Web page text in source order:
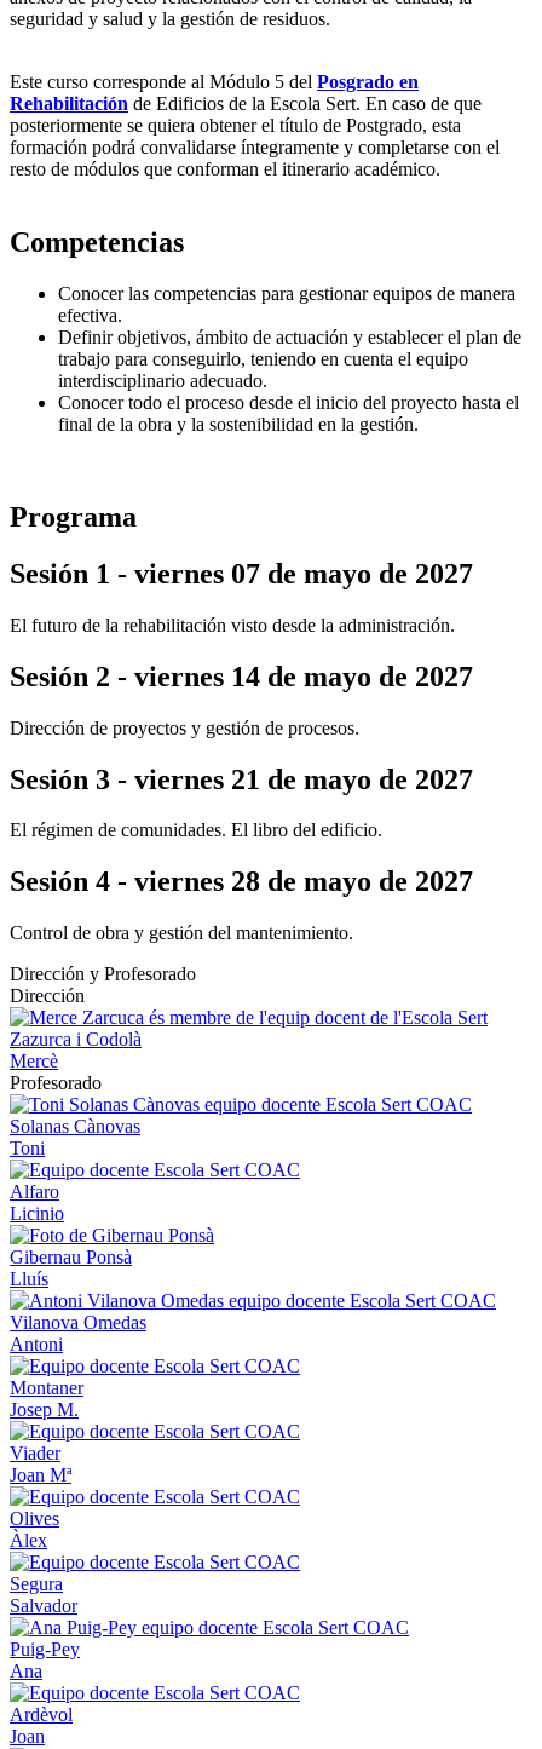
seguridad y salud y la gestión de residuos.
Este curso corresponde al Módulo 5 del Posgrado en
Rehabilitación de Edificios de la Escola Sert. En caso de que
posteriormente se quiera obtener el título de Postgrado, esta
formación podrá convalidarse íntegramente y completarse con el
resto de módulos que conforman el itinerario académico.
Competencias
Conocer las competencias para gestionar equipos de manera
efectiva.
Definir objetivos, ámbito de actuación y establecer el plan de
trabajo para conseguirlo, teniendo en cuenta el equipo
interdisciplinario adecuado.
Conocer todo el proceso desde el inicio del proyecto hasta el
final de la obra y la sostenibilidad en la gestión.
Programa
Sesión 1 - viernes 07 de mayo de 2027
El futuro de la rehabilitación visto desde la administración.
Sesión 2 - viernes 14 de mayo de 2027
Dirección de proyectos y gestión de procesos.
Sesión 3 - viernes 21 de mayo de 2027
El régimen de comunidades. El libro del edificio.
Sesión 4 - viernes 28 de mayo de 2027
Control de obra y gestión del mantenimiento.
Dirección y Profesorado
Dirección
Zazurca i Codolà
Mercè
Profesorado
Solanas Cànovas
Toni
Alfaro
Licinio
Gibernau Ponsà
Lluís
Vilanova Omedas
Antoni
Montaner
Josep M.
Viader
Joan Mª
Olives
Àlex
Segura
Salvador
Puig-Pey
Ana
Ardèvol
Joan